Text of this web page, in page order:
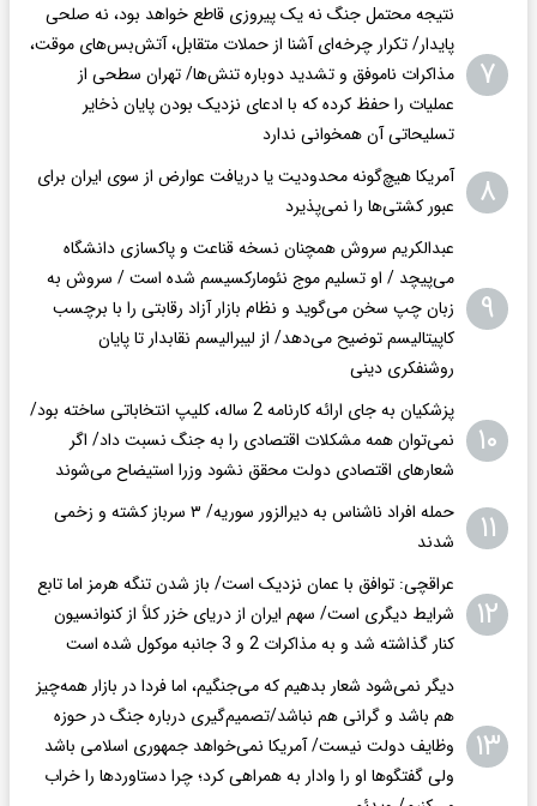
۷
نتیجه محتمل جنگ نه یک پیروزی قاطع خواهد بود، نه صلحی
پایدار/ تکرار چرخه‌ای آشنا از حملات متقابل، آتش‌بس‌های موقت،
مذاکرات ناموفق و تشدید دوباره تنش‌ها/ تهران سطحی از
عملیات را حفظ کرده که با ادعای نزدیک بودن پایان ذخایر
تسلیحاتی آن همخوانی ندارد
۸
آمریکا هیچ‌گونه محدودیت یا دریافت عوارض از سوی ایران برای
عبور کشتی‌ها را نمی‌پذیرد
۹
عبدالکریم سروش همچنان نسخه قناعت و پاکسازی دانشگاه
می‌پیچد / او تسلیم موج نئومارکسیسم شده است / سروش به
زبان چپ سخن می‌گوید و نظام بازار آزاد رقابتی را با برچسب
کاپیتالیسم توضیح می‌دهد/ از لیبرالیسم نقابدار تا پایان
روشنفکری دینی
۱۰
پزشکیان به جای ارائه کارنامه 2 ساله، کلیپ انتخاباتی ساخته بود/
نمی‌توان همه مشکلات اقتصادی را به جنگ نسبت داد/ اگر
شعار‌های اقتصادی دولت محقق نشود وزرا استیضاح می‌شوند
۱۱
حمله افراد ناشناس به دیرالزور سوریه/ ۳ سرباز کشته و زخمی
شدند
۱۲
عراقچی: توافق با عمان نزدیک است/ باز شدن تنگه هرمز اما تابع
شرایط دیگری است/ سهم ایران از دریای خزر کلاً از کنوانسیون
کنار گذاشته شد و به مذاکرات 2 و 3 جانبه موکول شده است
۱۳
دیگر نمی‌شود شعار بدهیم که می‌جنگیم، اما فردا در بازار همه‌چیز
هم باشد و گرانی هم نباشد/تصمیم‌گیری درباره جنگ در حوزه
وظایف دولت نیست/ آمریکا نمی‌خواهد جمهوری اسلامی باشد
ولی گفتگوها او را وادار به همراهی کرد؛ چرا دستاوردها را خراب